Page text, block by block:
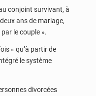
conjoint survivant, à
ans de mariage,
le couple ».
« qu’à partir de
le système
divorcées